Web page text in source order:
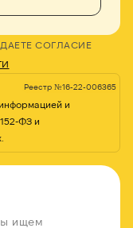
СОГЛАСИЕ
Реестр №16-22-006365
и
ФЗ и
ищем